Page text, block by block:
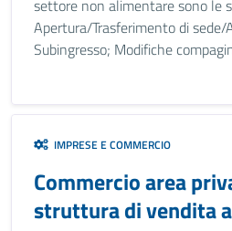
settore non alimentare sono le
Apertura/Trasferimento di
Subingresso; Modifiche
IMPRESE E COMMERCIO
Commercio area
struttura di vendita